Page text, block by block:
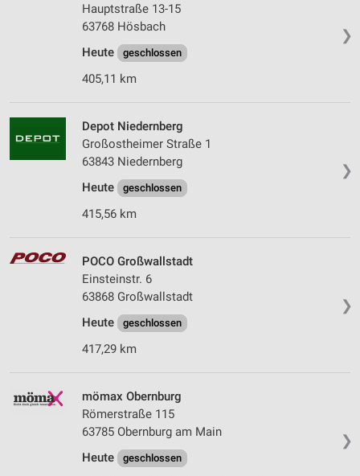
❯
Hauptstraße 13-15
63768 Hösbach
Heute
geschlossen
405,11 km
❯
Depot Niedernberg
Großostheimer Straße 1
63843 Niedernberg
Heute
geschlossen
415,56 km
❯
POCO Großwallstadt
Einsteinstr. 6
63868 Großwallstadt
Heute
geschlossen
417,29 km
❯
mömax Obernburg
Römerstraße 115
63785 Obernburg am Main
Heute
geschlossen